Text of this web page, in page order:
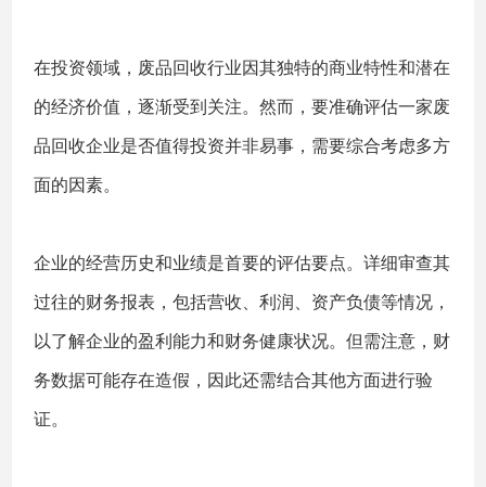
在投资领域，废品回收行业因其独特的商业特性和潜在
的经济价值，逐渐受到关注。然而，要准确评估一家废
品回收企业是否值得投资并非易事，需要综合考虑多方
面的因素。
企业的经营历史和业绩是首要的评估要点。详细审查其
过往的财务报表，包括营收、利润、资产负债等情况，
以了解企业的盈利能力和财务健康状况。但需注意，财
务数据可能存在造假，因此还需结合其他方面进行验
证。